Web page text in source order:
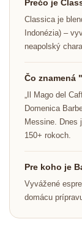
Prečo je
Classica je
Indonézia) –
neapolský
Čo znamená
„Il Mago del
Domenica
Messine. Dnes
150+ rokoch.
Pre koho je
Vyvážené
domácu